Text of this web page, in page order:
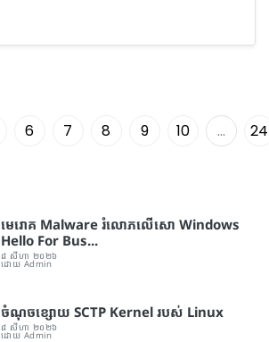
6 7 8 9 10 ... 24
មេរោគ Malware រំលោភលើសោ Windows
Hello For Bus...
៨ សីហា ២០២៦
ដោយ Admin
ចំណុចខ្សោយ SCTP Kernel របស់ Linux
៨ សីហា ២០២៦
ដោយ Admin